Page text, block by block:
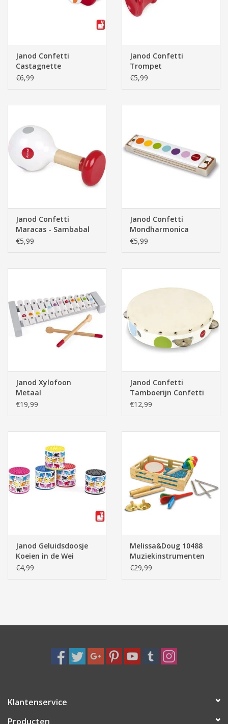
Janod Confetti
Castagnette
€6,99
Janod Confetti
Trompet
€5,99
Janod Confetti
Maracas - Sambabal
€5,99
Janod Confetti
Mondharmonica
€5,99
Janod Xylofoon
Metaal
€19,99
Janod Confetti
Tamboerijn Confetti
met Trommelvel
€12,99
Janod Geluidsdoosje
Koeien in de Wei
Assorti (Prijs/Stuk)
€4,99
Melissa&Doug 10488
Muziekinstrumenten
Set
€29,99
Klantenservice
Producten